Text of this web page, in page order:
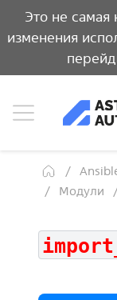
Это не самая
изменения
Модули